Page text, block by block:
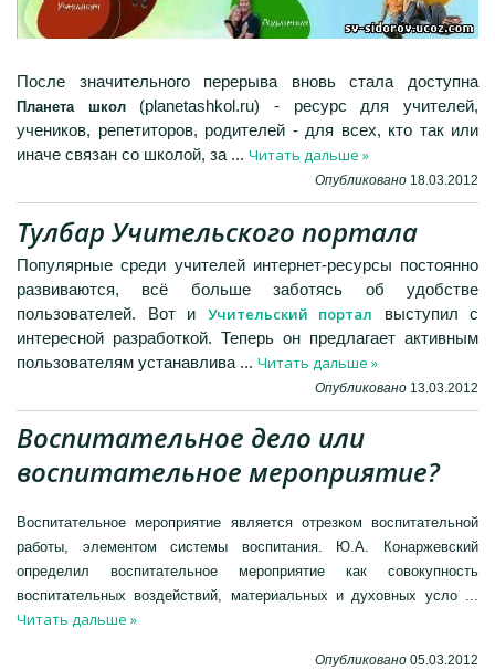
После значительного перерыва вновь стала доступна
Планета школ(planetashkol.ru) - ресурс для учителей,
учеников, репетиторов, родителей - для всех, кто так или
иначе связан со школой, за ... Читать дальше »
Опубликовано 18.03.2012
Тулбар Учительского портала
Популярные среди учителей интернет-ресурсы постоянно
развиваются, всё больше заботясь об удобстве
пользователей. Вот и Учительский портал выступил с
интересной разработкой. Теперь он предлагает активным
пользователям устанавлива ... Читать дальше »
Опубликовано 13.03.2012
Воспитательное дело или
воспитательное мероприятие?
Воспитательное мероприятие является отрезком воспитательной
работы, элементом системы воспитания. Ю.А. Конаржевский
определил воспитательное мероприятие как совокупность
воспитательных воздействий, материальных и духовных усло
Читать дальше »
Опубликовано 05.03.2012